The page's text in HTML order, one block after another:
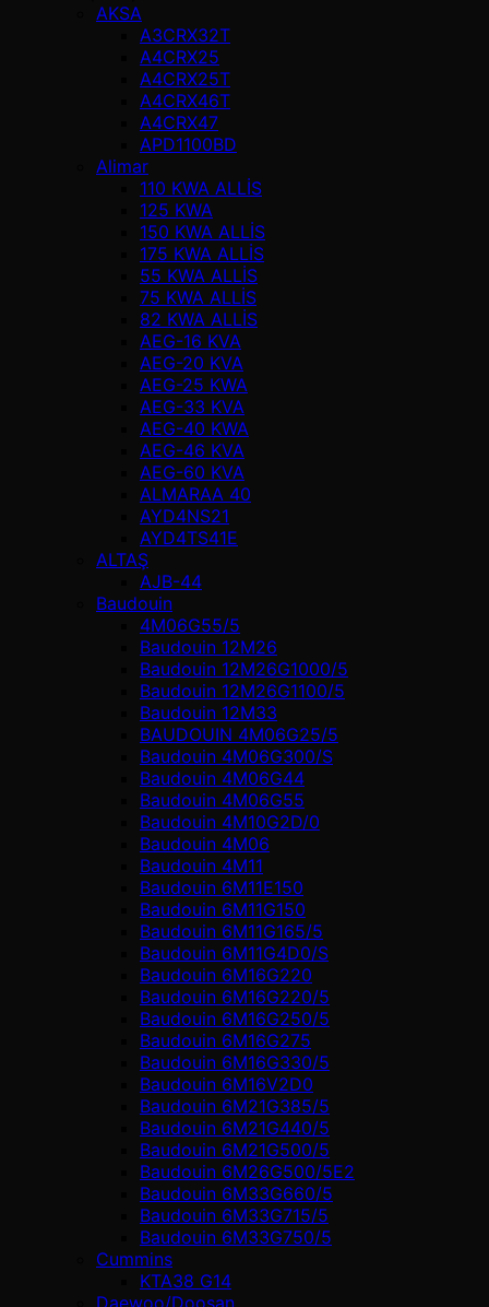
AKSA
A3CRX32T
A4CRX25
A4CRX25T
A4CRX46T
A4CRX47
APD1100BD
Alimar
110 KWA ALLİS
125 KWA
150 KWA ALLİS
175 KWA ALLİS
55 KWA ALLİS
75 KWA ALLİS
82 KWA ALLİS
AEG-16 KVA
AEG-20 KVA
AEG-25 KWA
AEG-33 KVA
AEG-40 KWA
AEG-46 KVA
AEG-60 KVA
ALMARAA 40
AYD4NS21
AYD4TS41E
ALTAŞ
AJB-44
Baudouin
4M06G55/5
Baudouin 12M26
Baudouin 12M26G1000/5
Baudouin 12M26G1100/5
Baudouin 12M33
BAUDOUIN 4M06G25/5
Baudouin 4M06G300/S
Baudouin 4M06G44
Baudouin 4M06G55
Baudouin 4M10G2D/0
Baudouin 4М06
Baudouin 4М11
Baudouin 6M11E150
Baudouin 6M11G150
Baudouin 6M11G165/5
Baudouin 6M11G4D0/S
Baudouin 6M16G220
Baudouin 6M16G220/5
Baudouin 6M16G250/5
Baudouin 6M16G275
Baudouin 6M16G330/5
Baudouin 6M16V2D0
Baudouin 6M21G385/5
Baudouin 6M21G440/5
Baudouin 6M21G500/5
Baudouin 6M26G500/5E2
Baudouin 6M33G660/5
Baudouin 6M33G715/5
Baudouin 6M33G750/5
Cummins
KTA38 G14
Daewoo/Doosan